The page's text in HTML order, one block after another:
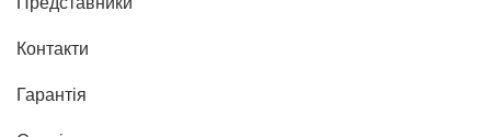
Контакти
Гарантія